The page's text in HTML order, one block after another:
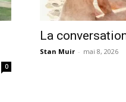
0
La
Stan Muir - mai 8, 2026